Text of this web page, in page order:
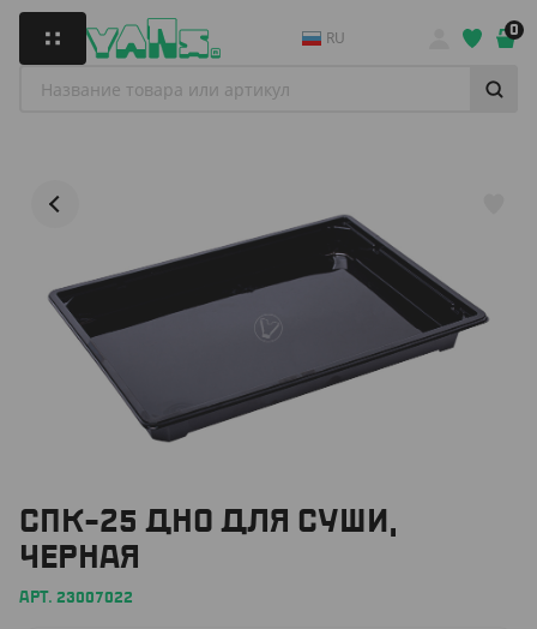
RU 0
СПК-25 ДНО ДЛЯ СУШИ,
ЧЕРНАЯ
АРТ. 23007022